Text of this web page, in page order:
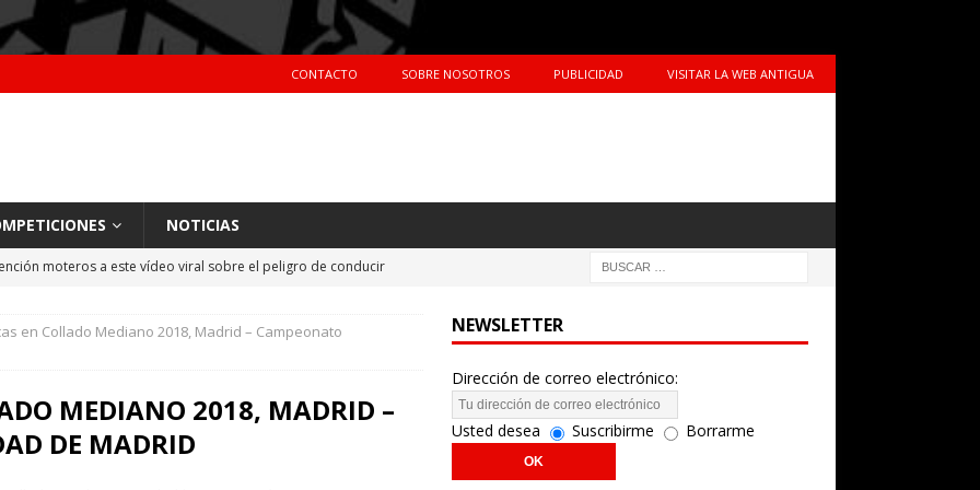
CONTACTO SOBRE NOSOTROS PUBLICIDAD VISITAR LA WEB ANTIGUA
NOTICIAS
moteros a este vídeo viral sobre el peligro de conducir
día de tests en Montmeló Temporada 2018
NOTICIAS
más vendidos en España en 2017 CIFRAS DE VENTAS
en Collado Mediano 2018, Madrid – Campeonato
MEDIANO 2018, MADRID –
DE MADRID
NEWSLETTER
Dirección de correo electrónico:
Usted desea Suscribirme Borrarme